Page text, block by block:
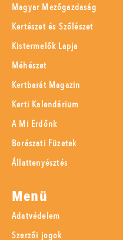
Magyar Mezőgazdaság
Kertészet és Szőlészet
Kistermelők Lapja
Méhészet
Kertbarát Magazin
Kerti Kalendárium
A Mi Erdőnk
Borászati Füzetek
Állattenyésztés
Menü
Adatvédelem
Szerzői jogok